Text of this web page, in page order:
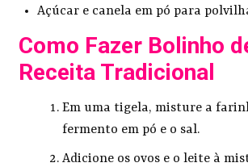
Açúcar e canela em pó para
Como Fazer Bolinho
Receita Tradicional
Em uma tigela, misture a
fermento em pó e o sal.
Adicione os ovos e o leite à